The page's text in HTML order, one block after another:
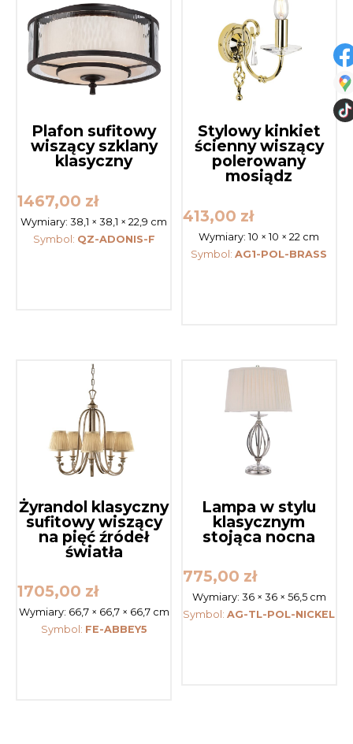
Plafon sufitowy
wiszący szklany
klasyczny
1467,00 zł
Wymiary:38,1 × 38,1 × 22,9 cm
Symbol: QZ-ADONIS-F
Stylowy kinkiet
ścienny wiszący
polerowany
mosiądz
413,00 zł
Wymiary:10 × 10 × 22 cm
Symbol:AG1-POL-BRASS
Żyrandol klasyczny
sufitowy wiszący
na pięć źródeł
światła
1705,00 zł
Wymiary: 66,7 × 66,7 × 66,7 cm
Symbol: FE-ABBEY5
Lampa w stylu
klasycznym
stojąca nocna
775,00 zł
Wymiary: 36 × 36 × 56,5 cm
Symbol:AG-TL-POL-NICKEL